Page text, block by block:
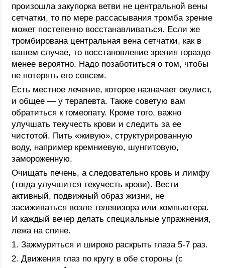
произошла закупорка ветви не центральной вены
сетчатки, то по мере рассасывания тромба зрение
может постепенно восстанавливаться. Если же
тромбирована центральная вена сетчатки, как в
вашем случае, то восстановление зрения гораздо
менее вероятно. Надо позаботиться о том, чтобы
не потерять его совсем.
Есть местное лечение, которое назначает окулист,
и общее — у терапевта. Также советую вам
обратиться к гомеопату. Кроме того, важно
улучшать текучесть крови и следить за ее
чистотой. Пить «живую», структурированную
воду, например кремниевую, шунгитовую,
замороженную.
Очищать печень, а следовательно кровь и лимфу
(тогда улучшится текучесть крови). Вести
активный, подвижный образ жизни, не
засиживаться возле телевизора или компьютера.
И каждый вечер делать специальные упражнения,
лежа на спине.
1. Зажмуриться и широко раскрыть глаза 5-7 раз.
2. Движения глаз по кругу в обе стороны (с